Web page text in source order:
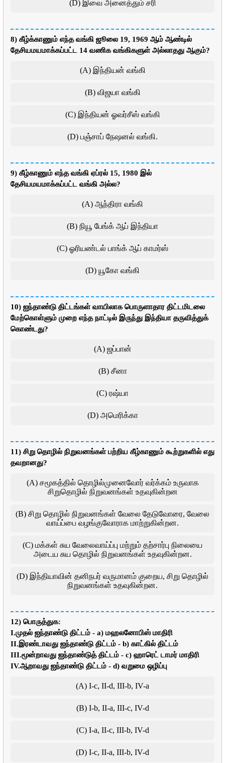
(D) இவை அனைத்தும் சரி
8) கீழ்க்காணும் எந்த வங்கி ஜூலை 19, 1969 ஆம் ஆண்டில்
தேசியமயமாக்கப்பட்ட 14 வணிக வங்கிகளுள் அல்லாதது ஆகும்?
(A) இந்தியன் வங்கி
(B) விஜயா வங்கி
(C) இந்தியன் ஓவர்சீஸ் வங்கி
(D) பஞ்சாப் நேஷனல் வங்கி.
9) கீழ்காணும் எந்த வங்கி ஏப்ரல் 15, 1980 இல்
தேசியமயமாக்கப்பட்ட வங்கி அல்ல?
(A) ஆந்திரா வங்கி
(B) நியூ பேங்க் ஆப் இந்தியா
(C) ஓரியண்டல் பாங்க் ஆப் காமர்ஸ்
(D) யூகோ வங்கி
10) ஐந்தாண்டு திட்டங்கள் வாயிலாக பொருளாதார திட்டமிடலை
மேற்கொள்ளும் முறை எந்த நாட்டில் இருந்து இந்தியா தருவித்துக்
கொண்டது?
(A) ஜப்பான்
(B) சீனா
(C) ரஷ்யா
(D) அமெரிக்கா
11) சிறு தொழில் நிறுவனங்கள் பற்றிய கீழ்காணும் கூற்றுகளில் எது
தவறானது?
(A) சமூகத்தில் தொழில்முனைவோர் வர்க்கம் உருவாக
சிறுதொழில் நிறுவனங்கள் உதவுகின்றன
(B) சிறு தொழில் நிறுவனங்கள் வேலை தேடுவோரை, வேலை
வாய்ப்பை வழங்குவோராக மாற்றுகின்றன.
(C) மக்கள் சுய வேலைவாய்ப்பு மற்றும் தற்சார்பு நிலையை
அடைய சுய தொழில் நிறுவனங்கள் உதவுகின்றன.
(D) இந்தியாவின் தனிநபர் வருமானம் குறைய, சிறு தொழில்
நிறுவனங்கள் உதவுகின்றன.
12) பொருத்துக:
I.முதல் ஐந்தாண்டு திட்டம் - a) மஹலனோபிஸ் மாதிரி
II.இரண்டாவது ஐந்தாண்டு திட்டம் - b) காட்கில் திட்டம்
III.மூன்றாவது ஐந்தாண்டுத் திட்டம் - c) ஹாரெட் டாமர் மாதிரி
IV.ஆறாவது ஐந்தாண்டு திட்டம் - d) வறுமை ஒழிப்பு
(A) I-c, II-d, III-b, IV-a
(B) I-b, II-a, III-c, IV-d
(C) I-a, II-c, III-b, IV-d
(D) I-c, II-a, III-b, IV-d